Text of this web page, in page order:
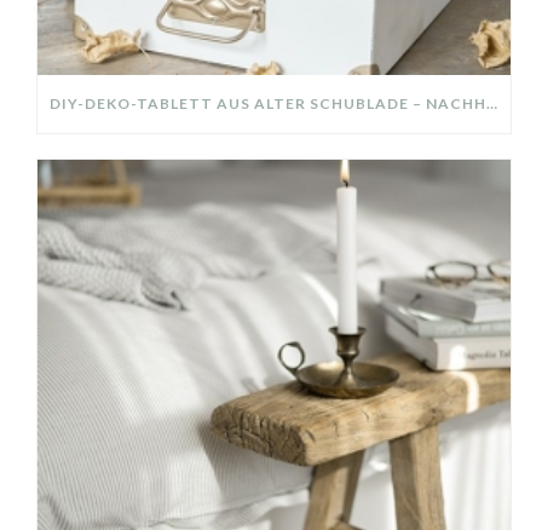
DIY-DEKO-TABLETT AUS ALTER SCHUBLADE – NACHHALTIGE HERBSTDEKO SELBER MACHEN!